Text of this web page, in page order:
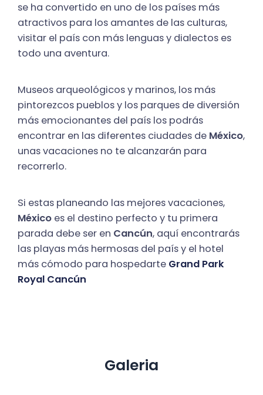
se ha convertido en uno de los países más
atractivos para los amantes de las culturas,
visitar el país con más lenguas y dialectos es
todo una aventura.
Museos arqueológicos y marinos, los más
pintorezcos pueblos y los parques de diversión
más emocionantes del país los podrás
encontrar en las diferentes ciudades de México,
unas vacaciones no te alcanzarán para
recorrerlo.
Si estas planeando las mejores vacaciones,
México es el destino perfecto y tu primera
parada debe ser en Cancún, aquí encontrarás
las playas más hermosas del país y el hotel
más cómodo para hospedarte Grand Park
Royal Cancún
Galeria